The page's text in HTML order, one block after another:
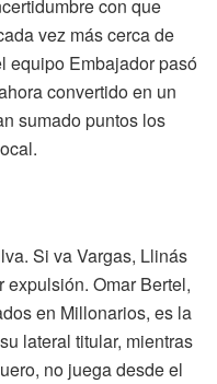
con que
vez más cerca de
equipo Embajador pasó
convertido en un
sumado puntos los
Si va Vargas, Llinás
expulsión. Omar Bertel,
en Millonarios, es la
lateral titular, mientras
no juega desde el